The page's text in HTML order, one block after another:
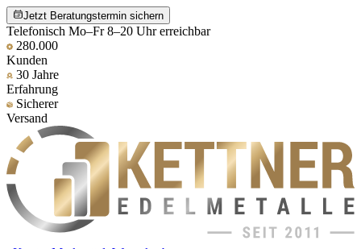
Jetzt Beratungstermin sichern
Telefonisch Mo–Fr 8–20 Uhr erreichbar
280.000
Kunden
30 Jahre
Erfahrung
Sicherer
Versand